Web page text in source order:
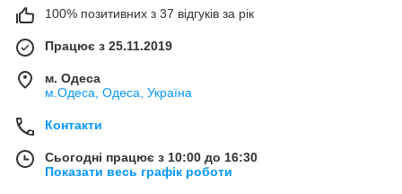
100% позитивних з 37 відгуків за рік
Працює з 25.11.2019
м. Одеса
м.Одеса, Одеса, Україна
Контакти
Сьогодні працює з 10:00 до 16:30
Показати весь графік роботи